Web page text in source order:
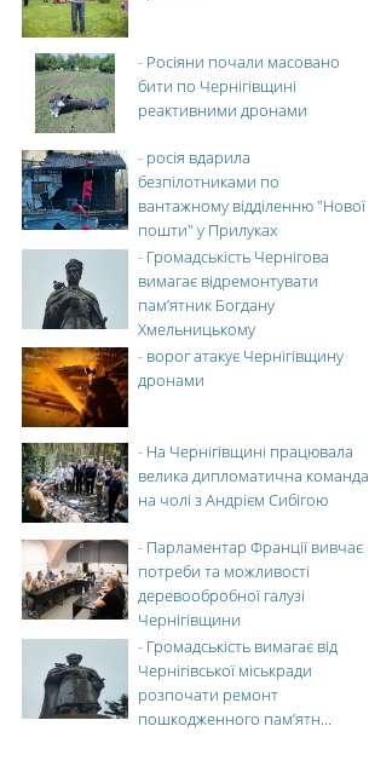
- Росіяни почали масовано
бити по Чернігівщині
реактивними дронами
- росія вдарила
безпілотниками по
вантажному відділенню "Нової
пошти" у Прилуках
- Громадськість Чернігова
вимагає відремонтувати
пам’ятник Богдану
Хмельницькому
- ворог атакує Чернігівщину
дронами
- На Чернігівщині працювала
велика дипломатична команда
на чолі з Андрієм Сибігою
- Парламентар Франції вивчає
потреби та можливості
деревообробної галузі
Чернігівщини
- Громадськість вимагає від
Чернігівської міськради
розпочати ремонт
пошкодженного пам’ятн...